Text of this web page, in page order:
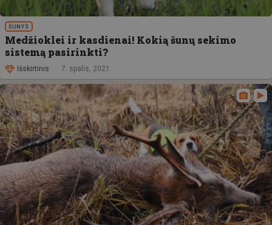
ŠUNYS
Medžioklei ir kasdienai! Kokią šunų sekimo
sistemą pasirinkti?
Išskirtinis 7. spalis, 2021